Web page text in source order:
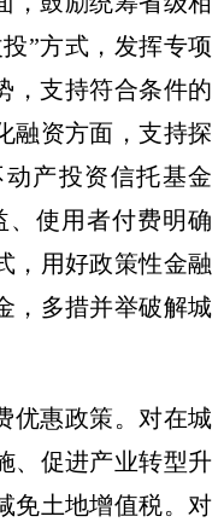
”方式，发挥专项
，支持符合条件的
融资方面，支持探
产投资信托基金
、使用者付费明确
，用好政策性金融
，多措并举破解城
优惠政策。对在城
、促进产业转型升
免土地增值税。对